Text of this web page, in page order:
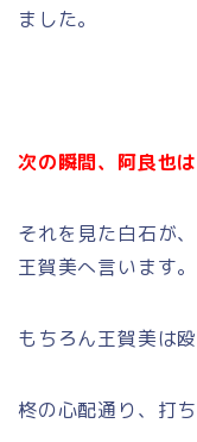
ました。
次の瞬間、阿良也
それを見た白石が
王賀美へ言います。
もちろん王賀美は
柊の心配通り、打